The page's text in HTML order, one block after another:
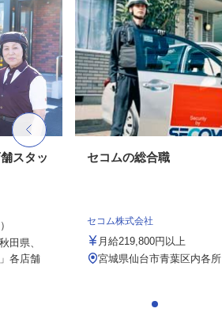
スタッ
田県、
各店舗
セコムの総合職
セコム株式会社
月給219,800円以上
宮城県仙台市青葉区内各所